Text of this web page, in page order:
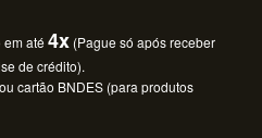
em até4x (Pague só após receber
de crédito).
cartão BNDES (para produtos